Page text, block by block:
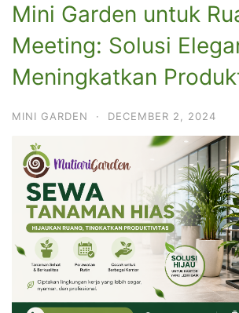
Mini Garden untuk
Meeting: Solusi
Meningkatkan
MINI GARDEN · DECEMBER 2, 2024